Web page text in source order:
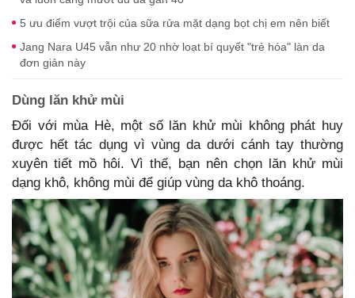
5 ưu điểm vượt trội của sữa rửa mặt dạng bọt chị em nên biết
Jang Nara U45 vẫn như 20 nhờ loạt bí quyết "trẻ hóa" làn da
đơn giản này
Dùng lăn khử mùi
Đối với mùa Hè, một số lăn khử mùi không phát huy
được hết tác dụng vì vùng da dưới cánh tay thường
xuyên tiết mồ hôi. Vì thế, bạn nên chọn lăn khử mùi
dạng khô, không mùi để giúp vùng da khô thoáng.